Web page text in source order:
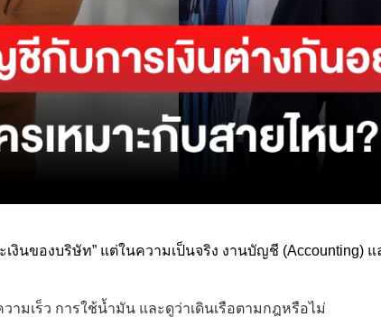
งินของบริษัท” แต่ในความเป็นจริง งานบัญชี (Accounting)
มเร็ว การใช้น้ำมัน และดูว่าเดินเรือตามกฎหรือไม่